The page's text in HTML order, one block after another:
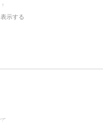
万人もの観客が集結し、
集！
示する